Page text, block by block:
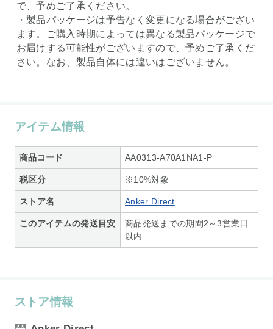
で、予めご了承ください。
・製品パッケージは予告なく変更になる場合がござい
ます。ご購入時期によっては異なる製品パッケージで
お届けする可能性がございますので、予めご了承くだ
さい。なお、製品自体には違いはございません。
アイテム情報
商品コード AA0313-A70A1NA1-P
税区分 ※10%対象
ストア名 Anker Direct
このアイテムの発送目安
商品発送までの期間2～3営業日
以内
ストア情報